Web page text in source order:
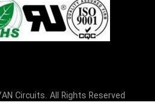
Circuits. All Rights Reserved